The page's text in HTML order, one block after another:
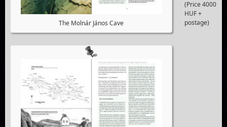
The Molnár János Cave
(Price 4000
HUF +
postage)